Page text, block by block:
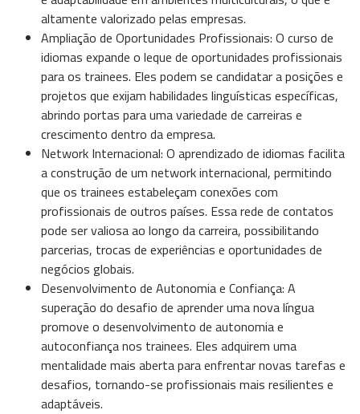
altamente valorizado pelas empresas.
Ampliação de Oportunidades Profissionais: O curso de
idiomas expande o leque de oportunidades profissionais
para os trainees. Eles podem se candidatar a posições e
projetos que exijam habilidades linguísticas específicas,
abrindo portas para uma variedade de carreiras e
crescimento dentro da empresa.
Network Internacional: O aprendizado de idiomas facilita
a construção de um network internacional, permitindo
que os trainees estabeleçam conexões com
profissionais de outros países. Essa rede de contatos
pode ser valiosa ao longo da carreira, possibilitando
parcerias, trocas de experiências e oportunidades de
negócios globais.
Desenvolvimento de Autonomia e Confiança: A
superação do desafio de aprender uma nova língua
promove o desenvolvimento de autonomia e
autoconfiança nos trainees. Eles adquirem uma
mentalidade mais aberta para enfrentar novas tarefas e
desafios, tornando-se profissionais mais resilientes e
adaptáveis.